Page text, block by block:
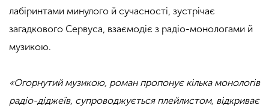
лабіринтами минулого й сучасності, зустрічає
загадкового Сервуса, взаємодіє з радіо-монологами й
музикою.
«Огорнутий музикою, роман пропонує кілька монологів
радіо-діджеїв, супроводжується плейлистом, відкриває